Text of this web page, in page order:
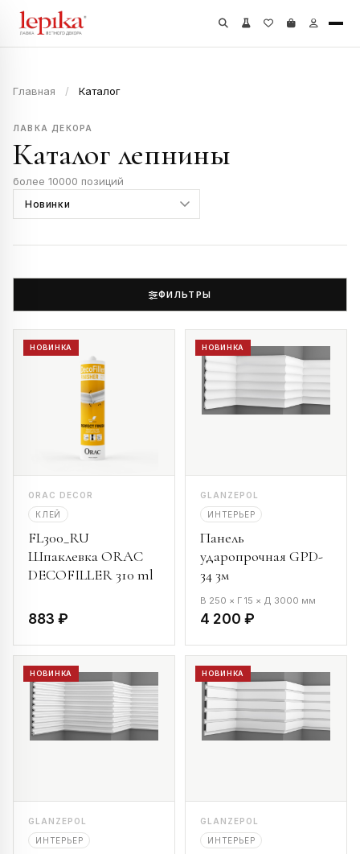
Главная / Каталог
ЛАВКА ДЕКОРА
Каталог лепнины
более 10000 позиций
ФИЛЬТРЫ
НОВИНКА
ORAC DECOR
КЛЕЙ
FL300_RU
Шпаклевка ORAC
DECOFILLER 310 ml
883 ₽
НОВИНКА
GLANZEPOL
ИНТЕРЬЕР
Панель
ударопрочная GPD-
34 3м
В 250 × Г 15 × Д 3000 мм
4 200 ₽
НОВИНКА
GLANZEPOL
ИНТЕРЬЕР
НОВИНКА
GLANZEPOL
ИНТЕРЬЕР